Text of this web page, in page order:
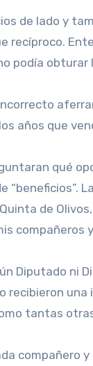
de lado y
recíproco.
podía obturar
años que
qué
“beneficios”.
de
compañeros
Diputado ni
recibieron una
tantas
compañero